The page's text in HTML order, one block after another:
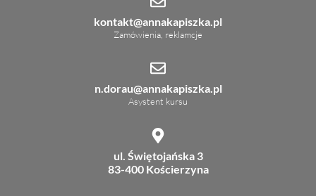
kontakt@annakapiszka.pl
Zamówienia, reklamcje
n.dorau@annakapiszka.pl
Asystent kursu
ul. Świętojańska 3
83-400 Kościerzyna